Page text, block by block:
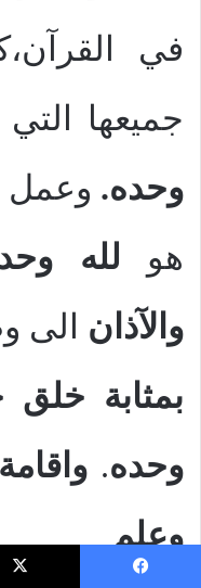
في
جميعها
وحده. وعمل
هو لله
والآذان
الى
بمثابة خلق
وحده.
وعلم